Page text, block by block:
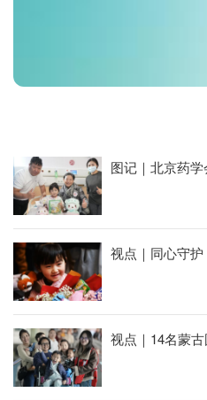
图记｜北京药
视点｜同心守